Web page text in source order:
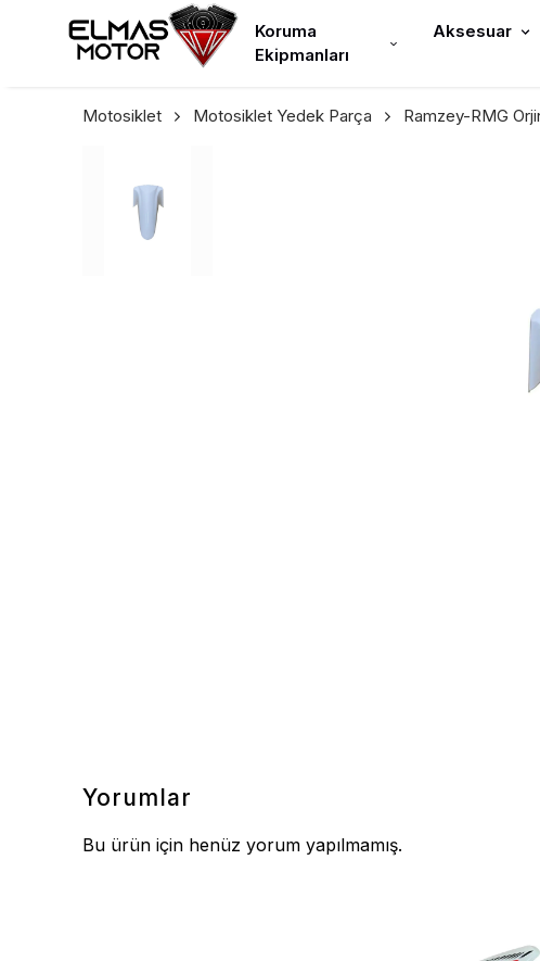
Koruma
Ekipmanları
Aksesuar
Motosiklet Motosiklet Yedek Parça Ramzey-RMG
Yorumlar
Bu ürün için henüz yorum yapılmamış.